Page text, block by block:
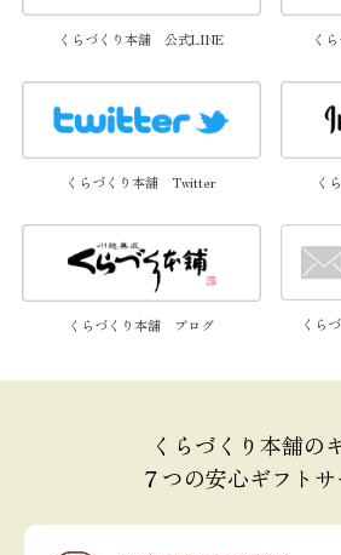
くらづくり本舗 公式LINE く
くらづくり本舗 Twitter く
くらづくり本舗 ブログ くら
くらづくり本舗の
７つの安心ギフト